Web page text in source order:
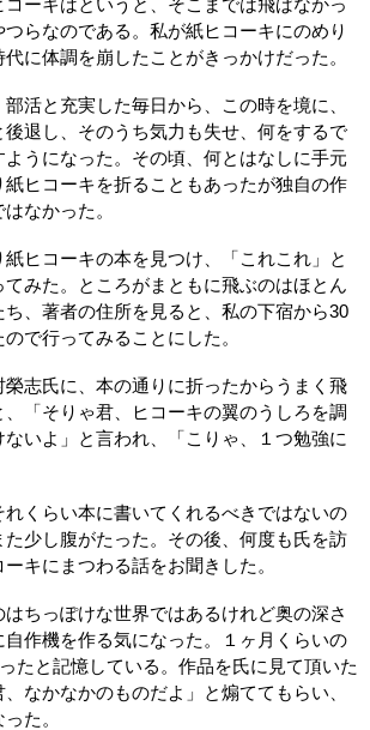
らなのである。私が紙ヒコーキにのめり
に体調を崩したことがきっかけだった。
活と充実した毎日から、この時を境に、
後退し、そのうち気力も失せ、何をするで
ようになった。その頃、何とはなしに手元
ヒコーキを折ることもあったが独自の作
なかった。
ヒコーキの本を見つけ、「これこれ」と
みた。ところがまともに飛ぶのはほとん
ち、著者の住所を見ると、私の下宿から30
で行ってみることにした。
志氏に、本の通りに折ったからうまく飛
「そりゃ君、ヒコーキの翼のうしろを調
いよ」と言われ、「こりゃ、１つ勉強に
れくらい本に書いてくれるべきではないの
少し腹がたった。その後、何度も氏を訪
キにまつわる話をお聞きした。
ちっぽけな世界ではあるけれど奥の深さ
自作機を作る気になった。１ヶ月くらいの
たと記憶している。作品を氏に見て頂いた
なかなかのものだよ」と煽ててもらい、
た。